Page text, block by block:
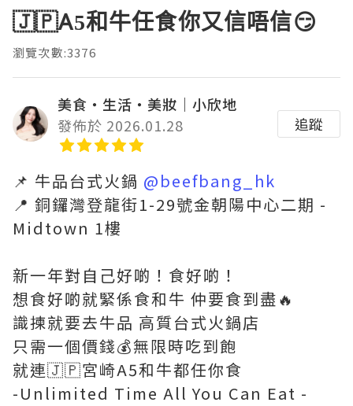
🇯🇵A5和牛任食你又信唔信😏
瀏覽次數:3376
美食‧生活‧美妝｜小欣地
發佈於 2026.01.28
追蹤
📌 牛品台式火鍋 @beefbang_hk
📍 銅鑼灣登龍街1-29號金朝陽中心二期 -
Midtown 1樓
新一年對自己好啲！食好啲！
想食好啲就緊係食和牛 仲要食到盡🔥
識揀就要去牛品 高質台式火鍋店
只需一個價錢💰無限時吃到飽
就連🇯🇵宮崎A5和牛都任你食
-Unlimited Time All You Can Eat -